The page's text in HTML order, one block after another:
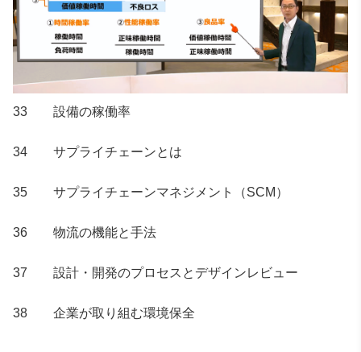
33 設備の稼働率
34 サプライチェーンとは
35 サプライチェーンマネジメント（SCM）
36 物流の機能と手法
37 設計・開発のプロセスとデザインレビュー
38 企業が取り組む環境保全